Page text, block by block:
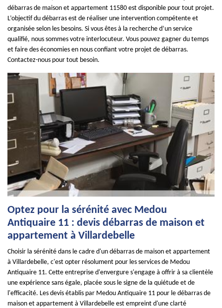
débarras de maison et appartement 11580 est disponible pour tout projet.
L’objectif du débarras est de réaliser une intervention compétente et
organisée selon les besoins. Si vous êtes à la recherche d’un service
qualifié, nous sommes votre interlocuteur. Vous pouvez gagner du temps
et faire des économies en nous confiant votre projet de débarras.
Contactez-nous pour tout besoin.
Optez pour la sérénité avec Medou
Antiquaire 11 : devis débarras de maison et
appartement à Villardebelle
Choisir la sérénité dans le cadre d'un débarras de maison et appartement
à Villardebelle, c'est opter résolument pour les services de Medou
Antiquaire 11. Cette entreprise d'envergure s'engage à offrir à sa clientèle
une expérience sans égale, placée sous le signe de la quiétude et de
l'efficacité. Les devis établis par Medou Antiquaire 11 pour le débarras de
maison et appartement à Villardebelle est empreint d'une clarté